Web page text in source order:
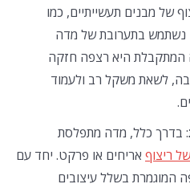
של מבנים תעשייתיים, כמו
נשתמש בתערובת של מדה
המתקבלת היא רצפה חזקה
לשאת משקל רב ולעמוד
: בדרך כלל, מדה מתפלסת
ריצוף אריחים או פרקט. יחד עם
המוגמרת בשלל עיצובים